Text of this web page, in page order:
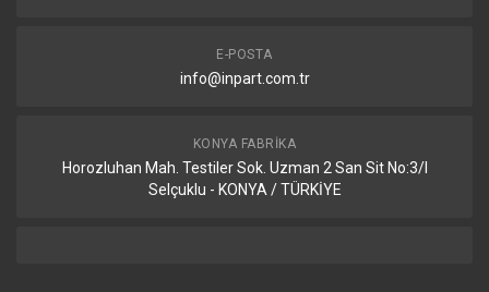
E-POSTA
info@inpart.com.tr
KONYA FABRIKA
Horozluhan Mah. Testiler Sok. Uzman 2 San Sit No:3/I
Selçuklu - KONYA / TÜRKİYE